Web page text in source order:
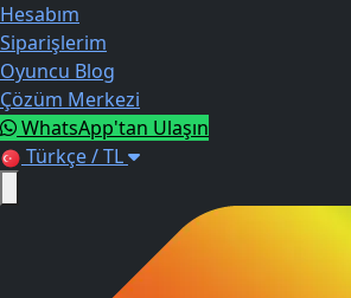
Hesabım
Siparişlerim
Oyuncu Blog
Çözüm Merkezi
WhatsApp'tan Ulaşın
Türkçe / TL